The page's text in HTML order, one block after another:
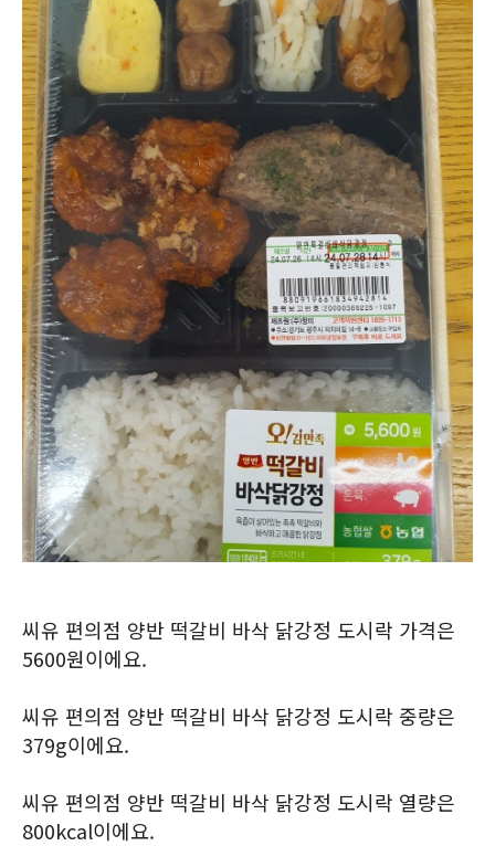
씨유 편의점 양반 떡갈비 바삭 닭강정 도시락 가격은
5600원이에요.
씨유 편의점 양반 떡갈비 바삭 닭강정 도시락 중량은
379g이에요.
씨유 편의점 양반 떡갈비 바삭 닭강정 도시락 열량은
800kcal이에요.